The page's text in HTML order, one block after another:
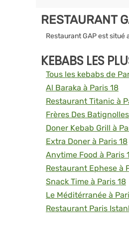
RESTAURANT
Restaurant GAP est situé
KEBABS LES
Tous les kebabs de
Al Baraka à Paris 18
Restaurant Titanic à
Frères Des
Doner Kebab Grill à
Extra Doner à Paris 18
Anytime Food à Paris
Restaurant Ephese à
Snack Time à Paris 18
Le Méditérranée à
Restaurant Paris